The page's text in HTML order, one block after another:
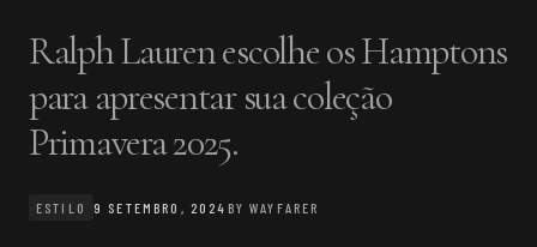
Ralph Lauren escolhe os Hamptons
para apresentar sua coleção
Primavera 2025.
ESTILO 9 SETEMBRO, 2024 BY WAYFARER